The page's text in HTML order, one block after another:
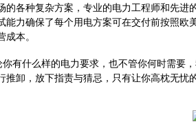
的各种复杂方案，专业的电力工程师和先进
能力确保了每个用电方案可在交付前按照欧
成本。
你有什么样的电力要求，也不管你何时需要
推卸，放下指责与猜忌，只有让你高枕无忧